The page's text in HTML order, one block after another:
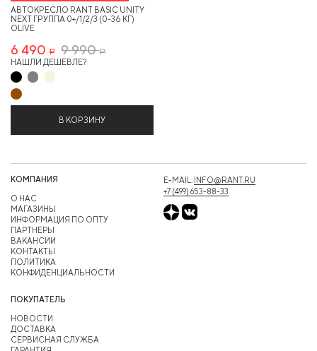
АВТОКРЕСЛО RANT BASIC UNITY
NEXT ГРУППА 0+/1/2/3 (0-36 КГ)
OLIVE
6 490 Р 9 990Р
НАШЛИ ДЕШЕВЛЕ?
В КОРЗИНУ
КОМПАНИЯ
О НАС
МАГАЗИНЫ
ИНФОРМАЦИЯ ПО ОПТУ
ПАРТНЕРЫ
ВАКАНСИИ
КОНТАКТЫ
ПОЛИТИКА
КОНФИДЕНЦИАЛЬНОСТИ
ПОКУПАТЕЛЬ
НОВОСТИ
ДОСТАВКА
СЕРВИСНАЯ СЛУЖБА
E-MAIL: INFO@RANT.RU
+7 (499) 653-88-33